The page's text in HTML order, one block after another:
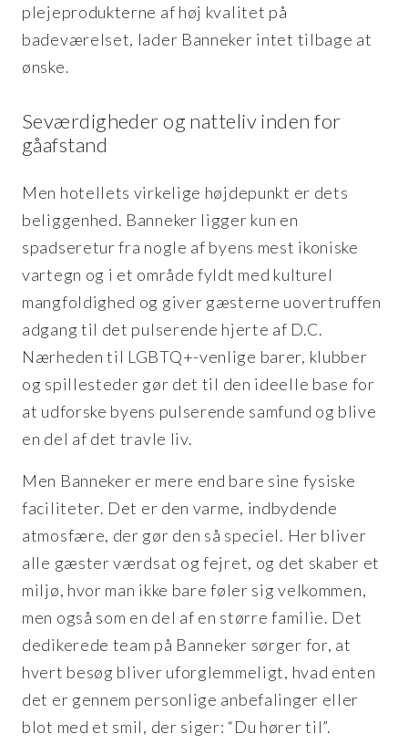
plejeprodukterne af høj kvalitet på
badeværelset, lader Banneker intet tilbage at
ønske.
Seværdigheder og natteliv inden for
gåafstand
Men hotellets virkelige højdepunkt er dets
beliggenhed. Banneker ligger kun en
spadseretur fra nogle af byens mest ikoniske
vartegn og i et område fyldt med kulturel
mangfoldighed og giver gæsterne uovertruffen
adgang til det pulserende hjerte af D.C.
Nærheden til LGBTQ+-venlige barer, klubber
og spillesteder gør det til den ideelle base for
at udforske byens pulserende samfund og blive
en del af det travle liv.
Men Banneker er mere end bare sine fysiske
faciliteter. Det er den varme, indbydende
atmosfære, der gør den så speciel. Her bliver
alle gæster værdsat og fejret, og det skaber et
miljø, hvor man ikke bare føler sig velkommen,
men også som en del af en større familie. Det
dedikerede team på Banneker sørger for, at
hvert besøg bliver uforglemmeligt, hvad enten
det er gennem personlige anbefalinger eller
blot med et smil, der siger: “Du hører til”.